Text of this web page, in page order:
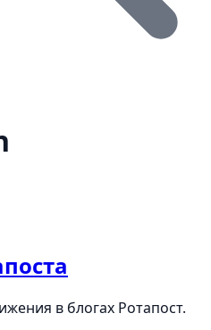
в блогах Ротапост.